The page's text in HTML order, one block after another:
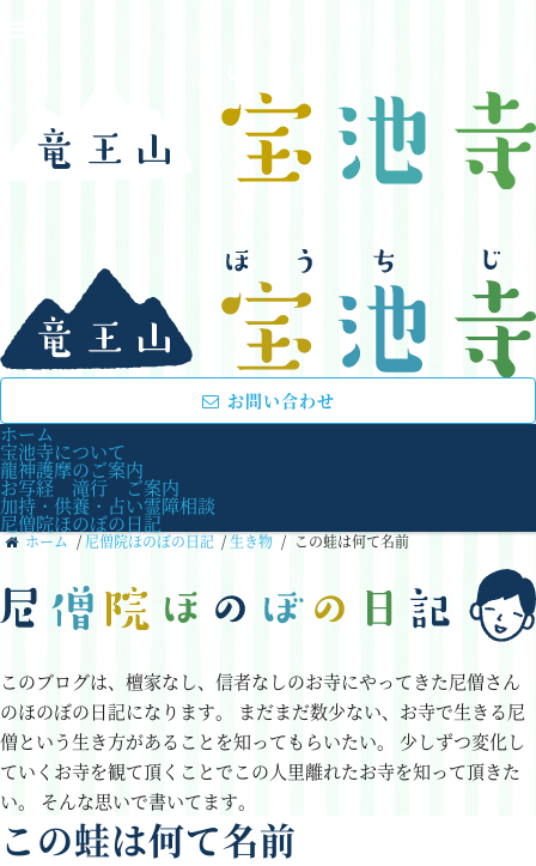
お問い合わせ
ホーム
宝池寺について
龍神護摩のご案内
お写経 滝行 ご案内
加持・供養・占い霊障相談
尼僧院ほのぼの日記
ホーム / 尼僧院ほのぼの日記 /生き物 / この蛙は何て名前
このブログは、檀家なし、信者なしのお寺にやってきた尼僧さん
のほのぼの日記になります。 まだまだ数少ない、お寺で生きる尼
僧という生き方があることを知ってもらいたい。
少しずつ変化し
ていくお寺を観て頂くことでこの人里離れたお寺を知って頂きた
い。 そんな思いで書いてます。
この蛙は何て名前